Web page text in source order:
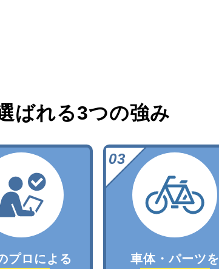
ばれる3つの強み
プロによる
車体・パーツを